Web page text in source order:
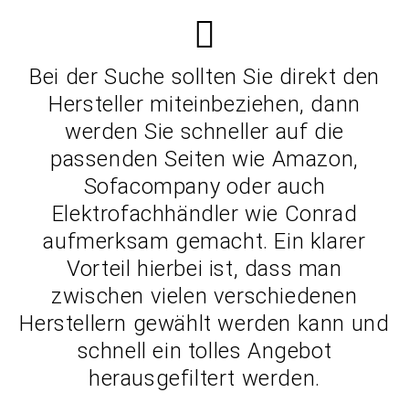
Bei der Suche sollten Sie direkt den
Hersteller miteinbeziehen, dann
werden Sie schneller auf die
passenden Seiten wie Amazon,
Sofacompany oder auch
Elektrofachhändler wie Conrad
aufmerksam gemacht. Ein klarer
Vorteil hierbei ist, dass man
zwischen vielen verschiedenen
Herstellern gewählt werden kann und
schnell ein tolles Angebot
herausgefiltert werden.